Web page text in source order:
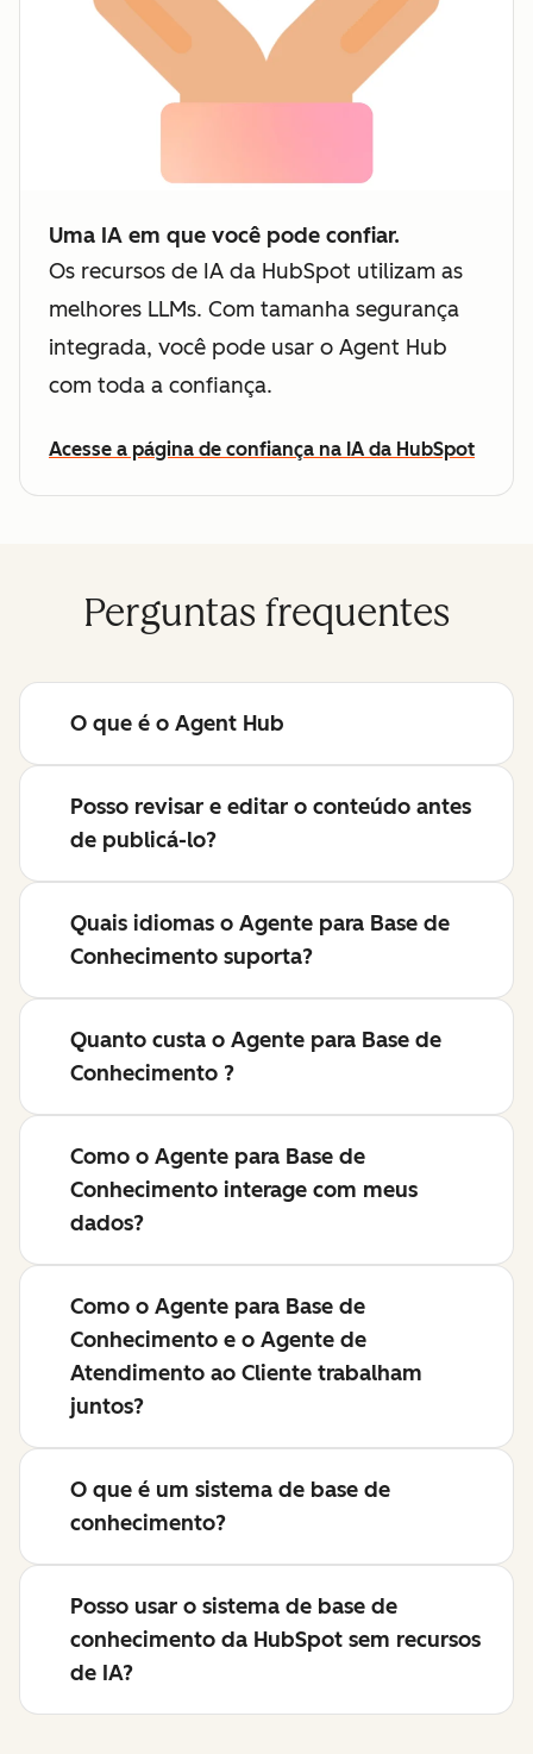
Uma IA em que você pode confiar.
Os recursos de IA da HubSpot utilizam as
melhores LLMs. Com tamanha segurança
integrada, você pode usar o Agent Hub
com toda a confiança.
Acesse a página de confiança na IA da HubSpot
Perguntas frequentes
O que é o Agent Hub
Posso revisar e editar o conteúdo antes
de publicá-lo?
Quais idiomas o Agente para Base de
Conhecimento suporta?
Quanto custa o Agente para Base de
Conhecimento ?
Como o Agente para Base de
Conhecimento interage com meus
dados?
Como o Agente para Base de
Conhecimento e o Agente de
Atendimento ao Cliente trabalham
juntos?
O que é um sistema de base de
conhecimento?
Posso usar o sistema de base de
conhecimento da HubSpot sem recursos
de IA?